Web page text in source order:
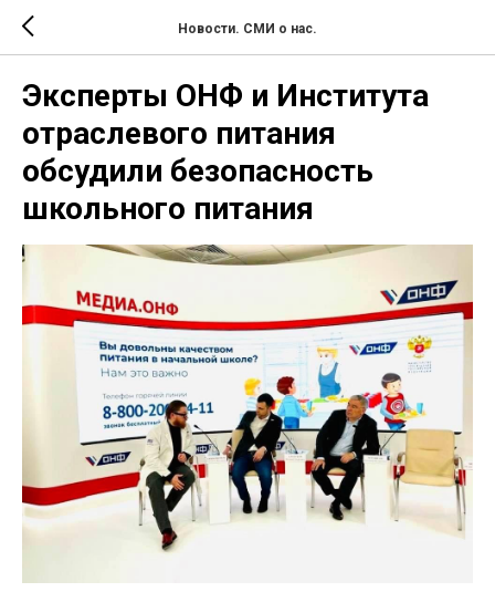
Новости. СМИ о нас.
Эксперты ОНФ и Института
отраслевого питания
обсудили безопасность
школьного питания